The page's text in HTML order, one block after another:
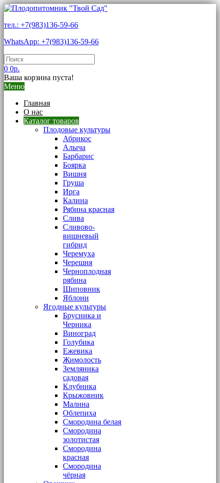
тел.: +7(983)136-59-66
WhatsApp: +7(983)136-59-66
0 0р.
Ваша корзина пуста!
Меню
Главная
О нас
Каталог товаров
Плодовые культуры
Абрикос
Алыча
Барбарис
Боярка
Вишня
Груша
Ирга
Калина
Рябина красная
Слива
Сливово-
вишневый
гибрид
Черемуха
Черешня
Черноплодная
рябина
Шиповник
Яблони
Ягодные культуры
Брусника и
Черника
Виноград
Голубика
Ежевика
Жимолость
Земляника
садовая
Клубника
Крыжовник
Малина
Облепиха
Смородина белая
Смородина
золотистая
Смородина
красная
Смородина
чёрная